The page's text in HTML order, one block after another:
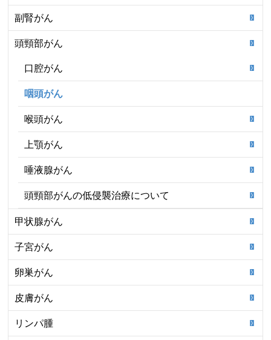
副腎がん
頭頸部がん
口腔がん
咽頭がん
喉頭がん
上顎がん
唾液腺がん
頭頸部がんの低侵襲治療について
甲状腺がん
子宮がん
卵巣がん
皮膚がん
リンパ腫